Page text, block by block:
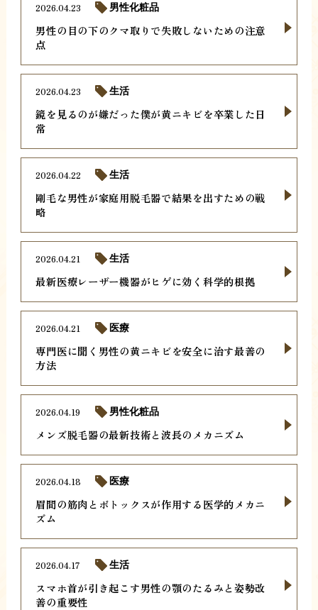
男性の目の下のクマ取りで失敗しないための注意
点
2026.04.23 男性化粧品
鏡を見るのが嫌だった僕が黄ニキビを卒業した日
常
2026.04.23 生活
剛毛な男性が家庭用脱毛器で結果を出すための戦
略
2026.04.22 生活
最新医療レーザー機器がヒゲに効く科学的根拠
2026.04.21 生活
専門医に聞く男性の黄ニキビを安全に治す最善の
方法
2026.04.21 医療
メンズ脱毛器の最新技術と波長のメカニズム
2026.04.19 男性化粧品
眉間の筋肉とボトックスが作用する医学的メカニ
ズム
2026.04.18 医療
スマホ首が引き起こす男性の顎のたるみと姿勢改
善の重要性
2026.04.17 生活